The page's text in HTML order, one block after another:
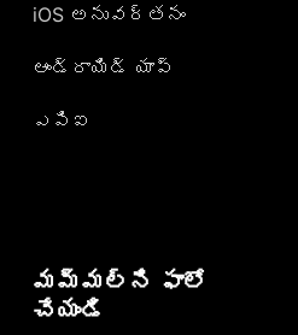
iOS అనువర్తనం
ఆండ్రాయిడ్ యాప్
ఎపిఐ
మమ్మల్ని ఫాలో
చేయండి